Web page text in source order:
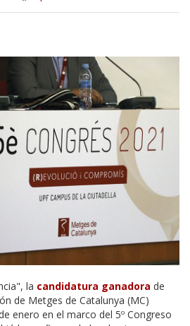
la candidatura ganadora de
de Metges de Catalunya (MC)
enero en el marco del 5º Congreso